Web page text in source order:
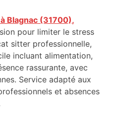
Blagnac (31700),
pour limiter le stress
sitter professionnelle,
incluant alimentation,
rassurante, avec
Service adapté aux
et absences